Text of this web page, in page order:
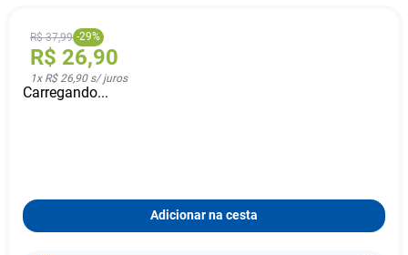
R$ 37,99 -29%
R$ 26,90
1x R$ 26,90s/ juros
Carregando...
Adicionar na cesta